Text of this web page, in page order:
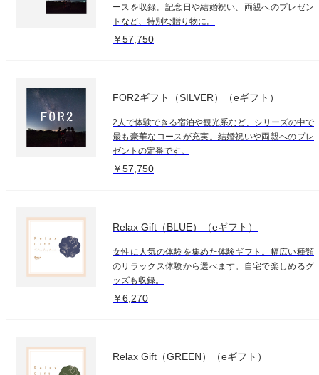
ースを収録。記念日や結婚祝い、両親へのプレゼン
トなど、特別な贈り物に。
￥57,750
FOR2ギフト（SILVER）（eギフト）
2人で体験できる宿泊や観光系など、シリーズの中で
最も豪華なコースが充実。結婚祝いや両親へのプレ
ゼントの定番です。
￥57,750
Relax Gift（BLUE）（eギフト）
女性に人気の体験を集めた体験ギフト。幅広い種類
のリラックス体験から選べます。自宅で楽しめるグ
ッズも収録。
￥6,270
Relax Gift（GREEN）（eギフト）